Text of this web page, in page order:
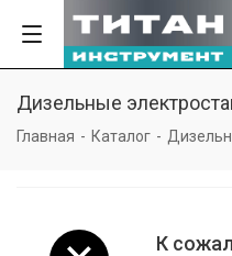
Дизельные
Главная - Каталог -
К